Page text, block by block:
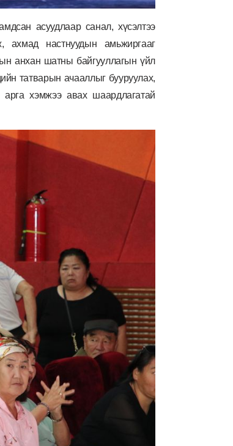
асуудлаар санал, хүсэлтээ
ахмад настнуудын амьжиргааг
анхан шатны байгууллагын үйл
татварын ачааллыг бууруулах,
арга хэмжээ авах шаардлагатай